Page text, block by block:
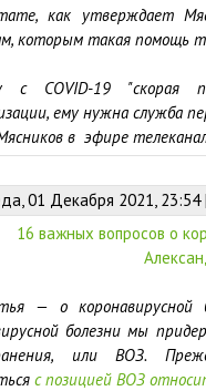
как утверждает
которым такая помощь
с COVID-19
ему нужна служба
в эфире
01 Декабря 2021,
16 важных вопросов о
— о коронавирусной
болезни мы
или ВОЗ.
с позицией ВОЗ